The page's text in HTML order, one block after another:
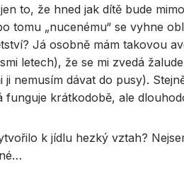
to, že hned jak dítě bude
tomu „nucenému“ se vyhne
Já osobně mám takovou
letech), že se mi zvedá
ji nemusím dávat do pusy).
funguje krátkodobě, ale
k jídlu hezký vztah?